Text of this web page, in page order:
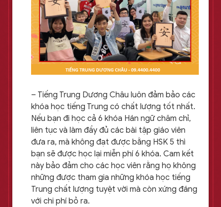
– Tiếng Trung Dương Châu luôn đảm bảo các
khóa học tiếng Trung có chất lượng tốt nhất.
Nếu bạn đi học cả 6 khóa Hán ngữ chăm chỉ,
liên tục và làm đầy đủ các bài tập giáo viên
đưa ra, mà không đạt được bằng HSK 5 thì
bạn sẽ được học lại miễn phí 6 khóa. Cam kết
này bảo đảm cho các học viên rằng họ không
những được tham gia những khóa học tiếng
Trung chất lượng tuyệt vời mà còn xứng đáng
với chi phí bỏ ra.